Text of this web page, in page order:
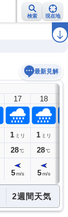
検索 現在地
ラ
最新見解
17
1 ミリ
28℃
5 m/s
18
1 ミリ
28℃
5 m/s
2週間天気